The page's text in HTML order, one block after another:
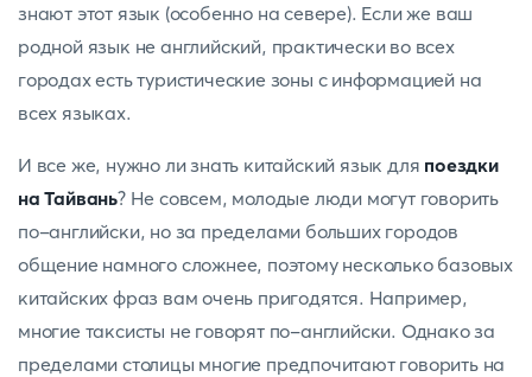
знают этот язык (особенно на севере). Если же ваш
родной язык не английский, практически во всех
городах есть туристические зоны с информацией на
всех языках.
И все же, нужно ли знать китайский язык для поездки
на Тайвань? Не совсем, молодые люди могут говорить
по-английски, но за пределами больших городов
общение намного сложнее, поэтому несколько базовых
китайских фраз вам очень пригодятся. Например,
многие таксисты не говорят по-английски. Однако за
пределами столицы многие предпочитают говорить на